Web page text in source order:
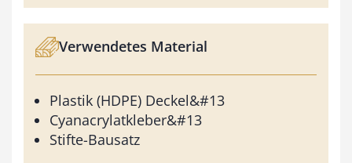
Verwendetes Material
Plastik (HDPE) Deckel&#13
Cyanacrylatkleber&#13
Stifte-Bausatz